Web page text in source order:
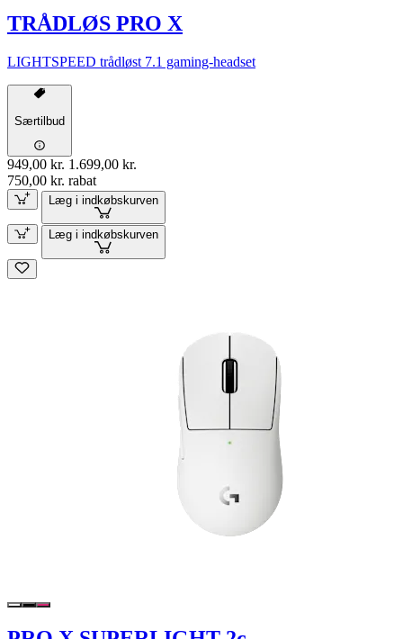
TRÅDLØS PRO X
LIGHTSPEED trådløst 7.1 gaming-headset
Særtilbud
949,00 kr. 1.699,00 kr.
750,00 kr. rabat
Læg i indkøbskurven
Læg i indkøbskurven